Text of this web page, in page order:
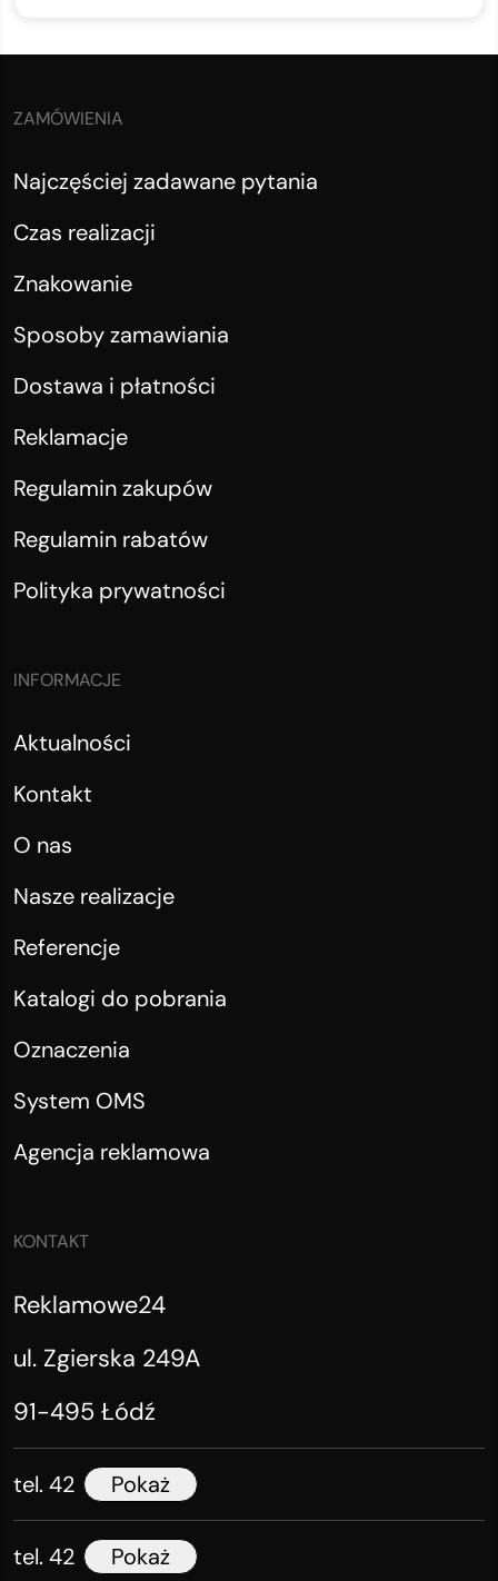
ZAMÓWIENIA
Najczęściej zadawane pytania
Czas realizacji
Znakowanie
Sposoby zamawiania
Dostawa i płatności
Reklamacje
Regulamin zakupów
Regulamin rabatów
Polityka prywatności
INFORMACJE
Aktualności
Kontakt
O nas
Nasze realizacje
Referencje
Katalogi do pobrania
Oznaczenia
System OMS
Agencja reklamowa
KONTAKT
Reklamowe24
ul. Zgierska 249A
91-495 Łódź
tel. 42 Pokaż
tel. 42 Pokaż